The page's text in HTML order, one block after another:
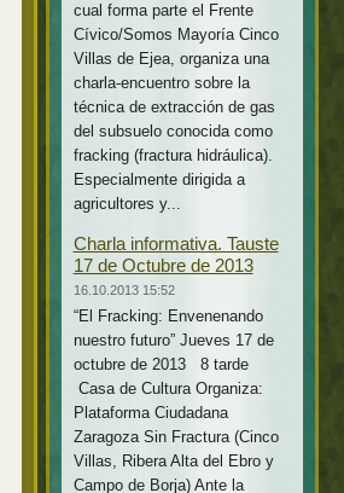
cual forma parte el Frente
Cívico/Somos Mayoría Cinco
Villas de Ejea, organiza una
charla-encuentro sobre la
técnica de extracción de gas
del subsuelo conocida como
fracking (fractura hidráulica).
Especialmente dirigida a
agricultores y...
Charla informativa. Tauste
17 de Octubre de 2013
16.10.2013 15:52
“El Fracking: Envenenando
nuestro futuro” Jueves 17 de
octubre de 2013 8 tarde
Casa de Cultura Organiza:
Plataforma Ciudadana
Zaragoza Sin Fractura (Cinco
Villas, Ribera Alta del Ebro y
Campo de Borja) Ante la